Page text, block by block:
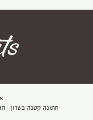
חתונה קטנה בשרון